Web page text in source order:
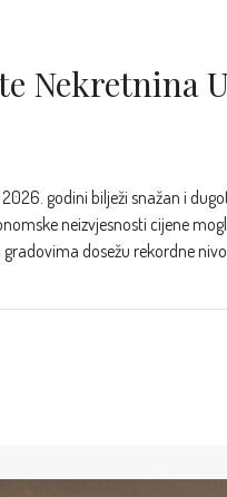
Nekretnina
godini bilježi snažan i
neizvjesnosti cijene
dosežu rekordne